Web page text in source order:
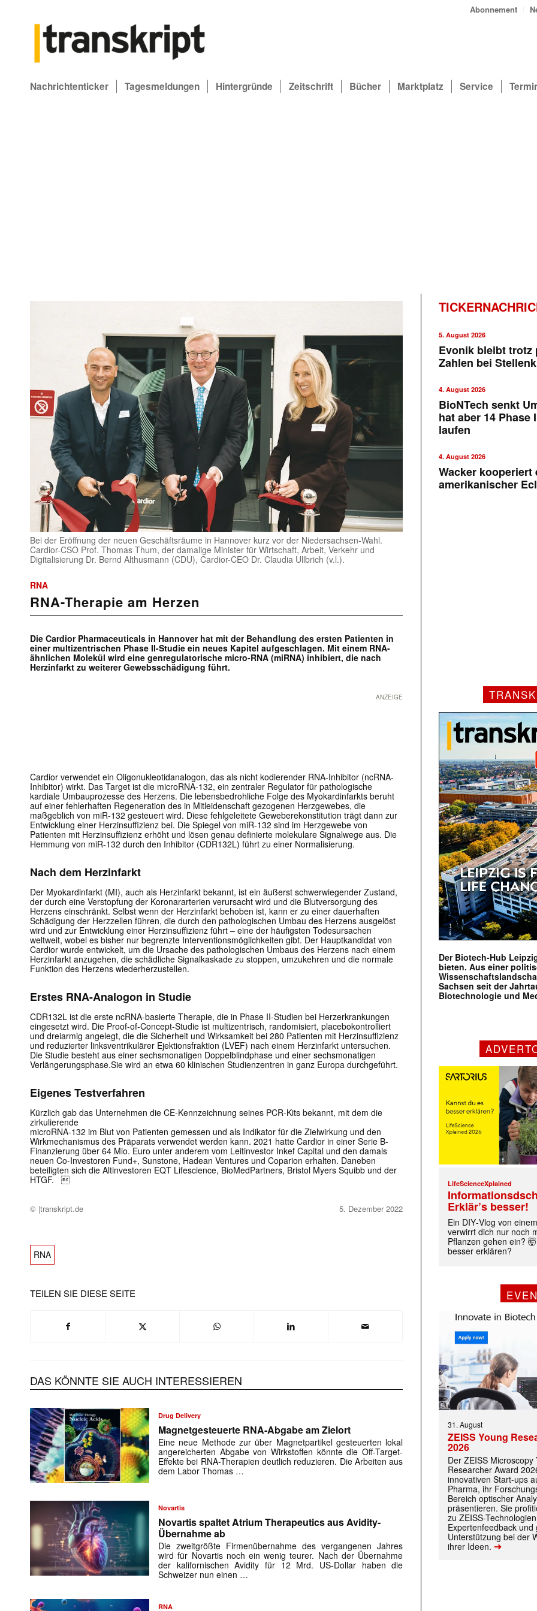
Mit dem |transkript-Newsletter jede Woche aktuell
E-
Mail
(erforderlich)
Abonnement
Nachrichtenticker Tagesmeldungen Hintergründe Zeitschrift Bücher Marktplatz Service
Bei der Eröffnung der neuen Geschäftsräume in Hannover kurz vor der Niedersachsen-Wahl.
Cardior-CSO Prof. Thomas Thum, der damalige Minister für Wirtschaft, Arbeit, Verkehr und
Digitalisierung Dr. Bernd Althusmann (CDU), Cardior-CEO Dr. Claudia Ullbrich (v.l.).
RNA
RNA-Therapie am Herzen
Die Cardior Pharmaceuticals in Hannover hat mit der Behandlung des ersten Patienten in
einer multizentrischen Phase II-Studie ein neues Kapitel aufgeschlagen. Mit einem RNA-
ähnlichen Molekül wird eine genregulatorische micro-RNA (miRNA) inhibiert, die nach
Herzinfarkt zu weiterer Gewebsschädigung führt.
ANZEIGE
Cardior verwendet ein Oligonukleotidanalogon, das als nicht kodierender RNA-Inhibitor (ncRNA-
Inhibitor) wirkt. Das Target ist die microRNA-132, ein zentraler Regulator für pathologische
kardiale Umbauprozesse des Herzens. Die lebensbedrohliche Folge des Myokardinfarkts beruht
auf einer fehlerhaften Regeneration des in Mitleidenschaft gezogenen Herzgewebes, die
maßgeblich von miR-132 gesteuert wird. Diese fehlgeleitete Geweberekonstitution trägt dann zur
Entwicklung einer Herzinsuffizienz bei. Die Spiegel von miR-132 sind im Herzgewebe von
Patienten mit Herzinsuffizienz erhöht und lösen genau definierte molekulare Signalwege aus. Die
Hemmung von miR-132 durch den Inhibitor (CDR132L) führt zu einer Normalisierung.
Nach dem Herzinfarkt
Der Myokardinfarkt (MI), auch als Herzinfarkt bekannt, ist ein äußerst schwerwiegender Zustand,
der durch eine Verstopfung der Koronararterien verursacht wird und die Blutversorgung des
Herzens einschränkt. Selbst wenn der Herzinfarkt behoben ist, kann er zu einer dauerhaften
Schädigung der Herzzellen führen, die durch den pathologischen Umbau des Herzens ausgelöst
wird und zur Entwicklung einer Herzinsuffizienz führt – eine der häufigsten Todesursachen
weltweit, wobei es bisher nur begrenzte Interventionsmöglichkeiten gibt. Der Hauptkandidat von
Cardior wurde entwickelt, um die Ursache des pathologischen Umbaus des Herzens nach einem
Herzinfarkt anzugehen, die schädliche Signalkaskade zu stoppen, umzukehren und die normale
Funktion des Herzens wiederherzustellen.
Erstes RNA-Analogon in Studie
CDR132L ist die erste ncRNA-basierte Therapie, die in Phase II-Studien bei Herzerkrankungen
eingesetzt wird. Die Proof-of-Concept-Studie ist multizentrisch, randomisiert, placebokontrolliert
und dreiarmig angelegt, die die Sicherheit und Wirksamkeit bei 280 Patienten mit Herzinsuffizienz
und reduzierter linksventrikulärer Ejektionsfraktion (LVEF) nach einem Herzinfarkt untersuchen.
Die Studie besteht aus einer sechsmonatigen Doppelblindphase und einer sechsmonatigen
Verlängerungsphase.Sie wird an etwa 60 klinischen Studienzentren in ganz Europa durchgeführt.
Eigenes Testverfahren
Kürzlich gab das Unternehmen die CE-Kennzeichnung seines PCR-Kits bekannt, mit dem die
zirkulierende
microRNA-132 im Blut von Patienten gemessen und als Indikator für die Zielwirkung und den
Wirkmechanismus des Präparats verwendet werden kann. 2021 hatte Cardior in einer Serie B-
Finanzierung über 64 Mio. Euro unter anderem vom Leitinvestor Inkef Capital und den damals
neuen Co-Investoren Fund+, Sunstone, Hadean Ventures und Coparion erhalten. Daneben
beteiligten sich die Altinvestoren EQT Lifescience, BioMedPartners, Bristol Myers Squibb und der
HTGF. 
© |transkript.de 5. Dezember 2022
RNA
TEILEN SIE DIESE SEITE
DAS KÖNNTE SIE AUCH INTERESSIEREN
Drug Delivery
Magnetgesteuerte RNA-Abgabe am Zielort
Eine neue Methode zur über Magnetpartikel gesteuerten lokal
angereicherten Abgabe von Wirkstoffen könnte die Off-Target-
Effekte bei RNA-Therapien deutlich reduzieren. Die Arbeiten aus
dem Labor Thomas …
Novartis
Novartis spaltet Atrium Therapeutics aus Avidity-
Übernahme ab
Die zweitgrößte Firmenübernahme des vergangenen Jahres
wird für Novartis noch ein wenig teurer. Nach der Übernahme
der kalifornischen Avidity für 12 Mrd. US-Dollar haben die
Schweizer nun einen …
RNA
5. August 2026
Evonik bleibt trotz
Zahlen bei
4. August 2026
BioNTech senkt
hat aber 14 Phase
laufen
4. August 2026
Wacker kooperiert
amerikanischer
Der Biotech-Hub
bieten. Aus einer
Sachsen seit der
Biotechnologie und
LifeScienceXplained
Erklär’s besser!
Ein DIY‑Vlog von
verwirrt dich nur noch
Pflanzen gehen ein?
besser erklären?
31. August
ZEISS Young
2026
Der ZEISS Microscopy
Researcher Award
innovativen Start-ups
Pharma, ihr
Bereich optischer
präsentieren. Sie
zu ZEISS-
Expertenfeedback und
Unterstützung bei der
ihrer Ideen. ➔